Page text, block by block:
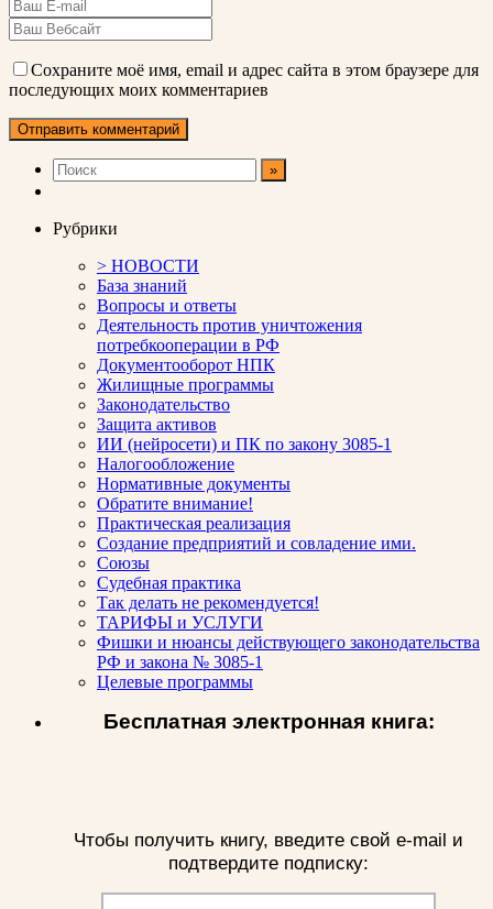
Сохраните моё имя, email и адрес сайта в этом браузере для
последующих моих комментариев
Рубрики
> НОВОСТИ
База знаний
Вопросы и ответы
Деятельность против уничтожения
потребкооперации в РФ
Документооборот НПК
Жилищные программы
Законодательство
Защита активов
ИИ (нейросети) и ПК по закону 3085-1
Налогообложение
Нормативные документы
Обратите внимание!
Практическая реализация
Создание предприятий и совладение ими.
Союзы
Судебная практика
Так делать не рекомендуется!
ТАРИФЫ и УСЛУГИ
Фишки и нюансы действующего законодательства
РФ и закона № 3085-1
Целевые программы
Бесплатная электронная книга:
Чтобы получить книгу, введите свой e-mail и
подтвердите подписку: